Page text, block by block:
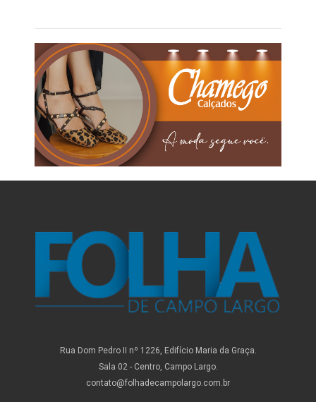
Rua Dom Pedro II nº 1226, Edifício Maria da Graça.
Sala 02 - Centro, Campo Largo.
contato@folhadecampolargo.com.br